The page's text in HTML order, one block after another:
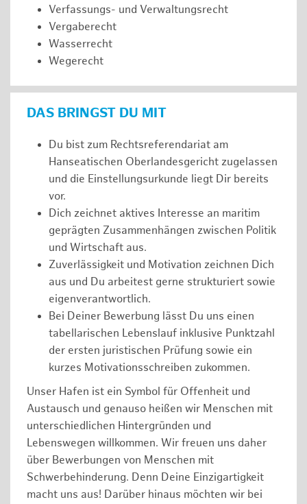
Verfassungs- und Verwaltungsrecht
Vergaberecht
Wasserrecht
Wegerecht
DAS BRINGST DU MIT
Du bist zum Rechtsreferendariat am
Hanseatischen Oberlandesgericht zugelassen
und die Einstellungsurkunde liegt Dir bereits
vor.
Dich zeichnet aktives Interesse an maritim
geprägten Zusammenhängen zwischen Politik
und Wirtschaft aus.
Zuverlässigkeit und Motivation zeichnen Dich
aus und Du arbeitest gerne strukturiert sowie
eigenverantwortlich.
Bei Deiner Bewerbung lässt Du uns einen
tabellarischen Lebenslauf inklusive Punktzahl
der ersten juristischen Prüfung sowie ein
kurzes Motivationsschreiben zukommen.
Unser Hafen ist ein Symbol für Offenheit und
Austausch und genauso heißen wir Menschen mit
unterschiedlichen Hintergründen und
Lebenswegen willkommen. Wir freuen uns daher
über Bewerbungen von Menschen mit
Schwerbehinderung. Denn Deine Einzigartigkeit
macht uns aus! Darüber hinaus möchten wir bei